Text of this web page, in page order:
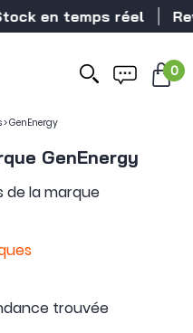
en temps réel
0
>GenEnergy
GenEnergy
de la marque
trouvée